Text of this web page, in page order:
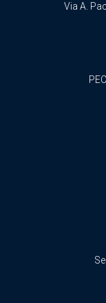
Via A.